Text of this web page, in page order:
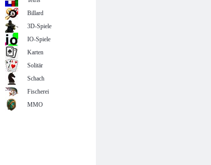
Billard
3D-Spiele
IO-Spiele
Karten
Solitär
Schach
Fischerei
MMO